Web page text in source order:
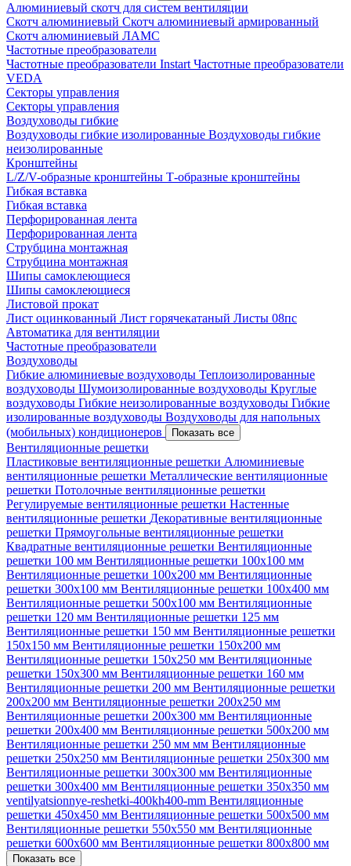
Алюминиевый скотч для систем вентиляции
Скотч алюминиевый Скотч алюминиевый армированный
Скотч алюминиевый ЛАМС
Частотные преобразователи
Частотные преобразователи Instart Частотные преобразователи
VEDA
Секторы управления
Секторы управления
Воздуховоды гибкие
Воздуховоды гибкие изолированные Воздуховоды гибкие
неизолированные
Кронштейны
L/Z/V-образные кронштейны Т-образные кронштейны
Гибкая вставка
Гибкая вставка
Перфорированная лента
Перфорированная лента
Струбцина монтажная
Струбцина монтажная
Шипы самоклеющиеся
Шипы самоклеющиеся
Листовой прокат
Лист оцинкованный Лист горячекатаный Листы 08пс
Автоматика для вентиляции
Частотные преобразователи
Воздуховоды
Гибкие алюминиевые воздуховоды Теплоизолированные
воздуховоды Шумоизолированные воздуховоды Круглые
воздуховоды Гибкие неизолированные воздуховоды Гибкие
изолированные воздуховоды Воздуховоды для напольных
(мобильных) кондиционеров
Показать все
Вентиляционные решетки
Пластиковые вентиляционные решетки Алюминиевые
вентиляционные решетки Металлические вентиляционные
решетки Потолочные вентиляционные решетки
Регулируемые вентиляционные решетки Настенные
вентиляционные решетки Декоративные вентиляционные
решетки Прямоугольные вентиляционные решетки
Квадратные вентиляционные решетки Вентиляционные
решетки 100 мм Вентиляционные решетки 100х100 мм
Вентиляционные решетки 100х200 мм Вентиляционные
решетки 300х100 мм Вентиляционные решетки 100х400 мм
Вентиляционные решетки 500х100 мм Вентиляционные
решетки 120 мм Вентиляционные решетки 125 мм
Вентиляционные решетки 150 мм Вентиляционные решетки
150х150 мм Вентиляционные решетки 150х200 мм
Вентиляционные решетки 150х250 мм Вентиляционные
решетки 150х300 мм Вентиляционные решетки 160 мм
Вентиляционные решетки 200 мм Вентиляционные решетки
200х200 мм Вентиляционные решетки 200х250 мм
Вентиляционные решетки 200х300 мм Вентиляционные
решетки 200х400 мм Вентиляционные решетки 500х200 мм
Вентиляционные решетки 250 мм мм Вентиляционные
решетки 250х250 мм Вентиляционные решетки 250х300 мм
Вентиляционные решетки 300х300 мм Вентиляционные
решетки 300х400 мм Вентиляционные решетки 350х350 мм
ventilyatsionnye-reshetki-400kh400-mm Вентиляционные
решетки 450х450 мм Вентиляционные решетки 500х500 мм
Вентиляционные решетки 550х550 мм Вентиляционные
решетки 600х600 мм Вентиляционные решетки 800х800 мм
Показать все